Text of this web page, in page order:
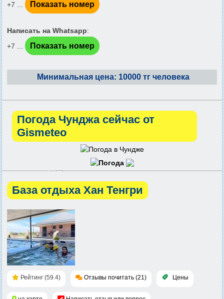
+7 ... Показать номер
Написать на Whatsapp:
+7 ...
Показать номер
Минимальная цена: 10000 тг человека
Погода Чунджа сейчас от
Gismeteo
База отдыха Хан Тенгри
Рейтинг (59.4) Отзывы почитать (21) Цены